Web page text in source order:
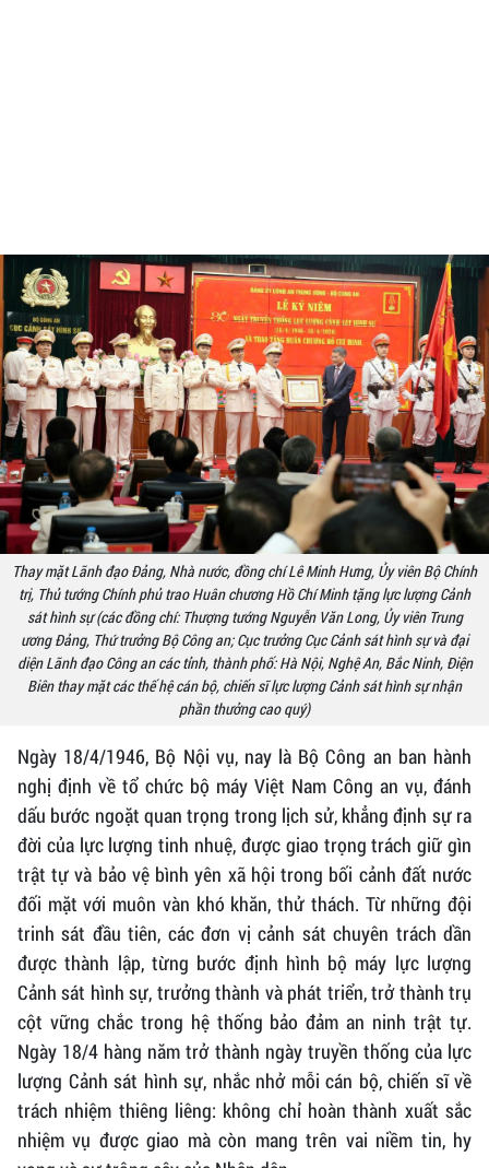
Thay mặt Lãnh đạo Đảng, Nhà nước, đồng chí Lê Minh Hưng, Ủy viên Bộ Chính
trị, Thủ tướng Chính phủ trao Huân chương Hồ Chí Minh tặng lực lượng Cảnh
sát hình sự (các đồng chí: Thượng tướng Nguyễn Văn Long, Ủy viên Trung
ương Đảng, Thứ trưởng Bộ Công an; Cục trưởng Cục Cảnh sát hình sự và đại
diện Lãnh đạo Công an các tỉnh, thành phố: Hà Nội, Nghệ An, Bắc Ninh, Điện
Biên thay mặt các thế hệ cán bộ, chiến sĩ lực lượng Cảnh sát hình sự nhận
phần thưởng cao quý)
Ngày 18/4/1946, Bộ Nội vụ, nay là Bộ Công an ban hành
nghị định về tổ chức bộ máy Việt Nam Công an vụ, đánh
dấu bước ngoặt quan trọng trong lịch sử, khẳng định sự ra
đời của lực lượng tinh nhuệ, được giao trọng trách giữ gìn
trật tự và bảo vệ bình yên xã hội trong bối cảnh đất nước
đối mặt với muôn vàn khó khăn, thử thách. Từ những đội
trinh sát đầu tiên, các đơn vị cảnh sát chuyên trách dần
được thành lập, từng bước định hình bộ máy lực lượng
Cảnh sát hình sự, trưởng thành và phát triển, trở thành trụ
cột vững chắc trong hệ thống bảo đảm an ninh trật tự.
Ngày 18/4 hàng năm trở thành ngày truyền thống của lực
lượng Cảnh sát hình sự, nhắc nhở mỗi cán bộ, chiến sĩ về
trách nhiệm thiêng liêng: không chỉ hoàn thành xuất sắc
nhiệm vụ được giao mà còn mang trên vai niềm tin, hy